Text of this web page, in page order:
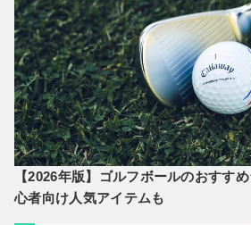
【2026年版】ゴルフボールのおすす
心者向け人気アイテムも